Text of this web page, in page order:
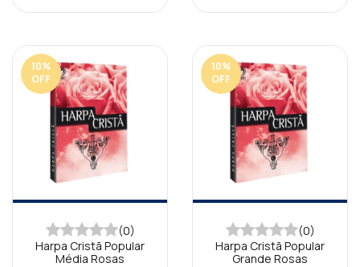
10%
OFF
(0)
Harpa Cristã Popular
Média Rosas
10%
OFF
(0)
Harpa Cristã Popular
Grande Rosas